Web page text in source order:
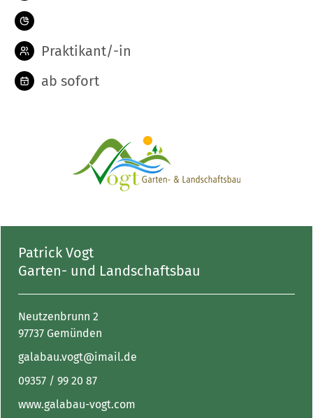
Praktikant/-in
ab sofort
Patrick Vogt
Garten- und Landschaftsbau
Neutzenbrunn 2
97737 Gemünden
galabau.vogt@imail.de
09357 / 99 20 87
www.galabau-vogt.com